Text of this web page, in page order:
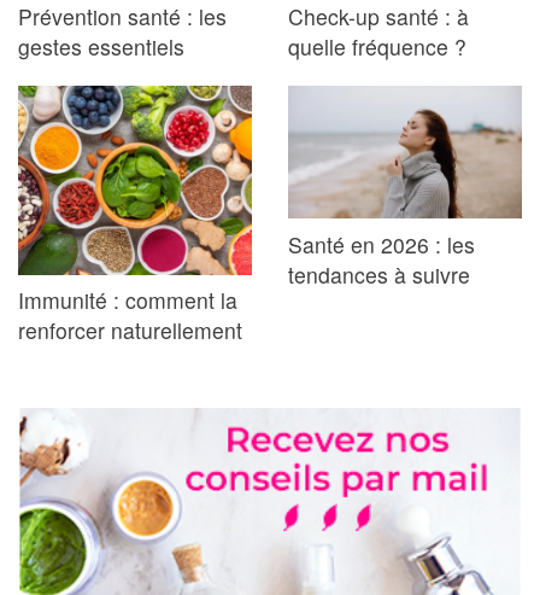
Prévention santé : les
gestes essentiels
Check-up santé : à
quelle fréquence ?
Immunité : comment la
renforcer naturellement
Santé en 2026 : les
tendances à suivre